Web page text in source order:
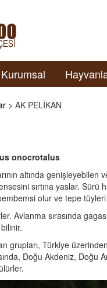
Kurumsal
> AK PELİKAN
onocrotalus
altında
sırtına yaslar.
olur ve tepe
Avlanma sırasında
grupları, Türkiye
Doğu Akdeniz,